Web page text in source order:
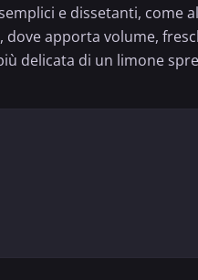
e dissetanti, come
apporta volume,
delicata di un limone